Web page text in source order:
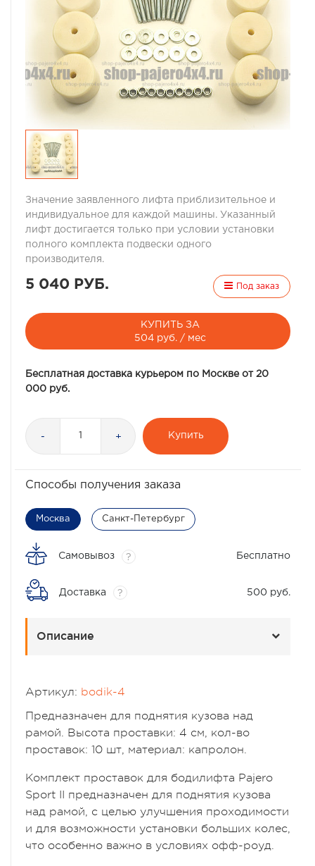
Значение заявленного лифта приблизительное и
индивидуальное для каждой машины. Указанный
лифт достигается только при условии установки
полного комплекта подвески одного
производителя.
5 040 РУБ. Под заказ
КУПИТЬ ЗА
504 руб. / мес
Бесплатная доставка курьером по Москве от 20
000 руб.
- + Купить
Способы получения заказа
Москва Санкт-Петербург
Самовывоз ? Бесплатно
Доставка ? 500 руб.
Описание
Артикул: bodik-4
Предназначен для поднятия кузова над
рамой. Высота проставки: 4 см, кол-во
проставок: 10 шт, материал: капролон.
Комплект проставок для бодилифта Pajero
Sport II предназначен для поднятия кузова
над рамой, с целью улучшения проходимости
и для возможности установки больших колес,
что особенно важно в условиях офф-роуд.